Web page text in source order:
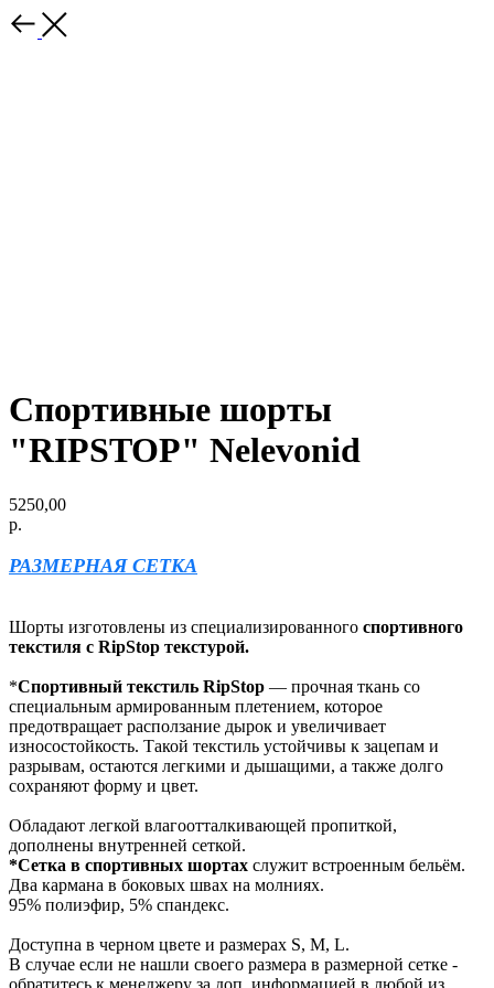
Спортивные шорты
"RIPSTOP" Nelevonid
5250,00
р.
РАЗМЕРНАЯ СЕТКА
Шорты изготовлены из специализированного спортивного
текстиля с RipStop текстурой.
*Спортивный текстиль RipStop — прочная ткань со
специальным армированным плетением, которое
предотвращает расползание дырок и увеличивает
износостойкость. Такой текстиль устойчивы к зацепам и
разрывам, остаются легкими и дышащими, а также долго
сохраняют форму и цвет.
Обладают легкой влагоотталкивающей пропиткой,
дополнены внутренней сеткой.
*Сетка в спортивных шортах служит встроенным бельём.
Два кармана в боковых швах на молниях.
95% полиэфир, 5% спандекс.
Доступна в черном цвете и размерах S, M, L.
В случае если не нашли своего размера в размерной сетке -
обратитесь к менеджеру за доп. информацией в любой из